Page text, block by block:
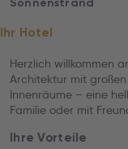
Sonnenstrand
Ihr Hotel
Herzlich willkommen
Architektur mit
Innenräume – eine
Familie oder mit
Ihre Vorteile